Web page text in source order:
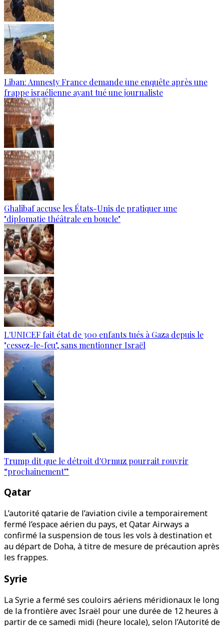
Liban: Amnesty France demande une enquête après une
frappe israélienne ayant tué une journaliste
Ghalibaf accuse les États-Unis de pratiquer une
"diplomatie théâtrale en boucle"
L'UNICEF fait état de 300 enfants tués à Gaza depuis le
"cessez-le-feu", sans mentionner Israël
Trump dit que le détroit d'Ormuz pourrait rouvrir
“prochainement”
Qatar
L’autorité qatarie de l’aviation civile a temporairement
fermé l’espace aérien du pays, et Qatar Airways a
confirmé la suspension de tous les vols à destination et
au départ de Doha, à titre de mesure de précaution après
les frappes.
Syrie
La Syrie a fermé ses couloirs aériens méridionaux le long
de la frontière avec Israël pour une durée de 12 heures à
partir de ce samedi midi (heure locale), selon l’Autorité de